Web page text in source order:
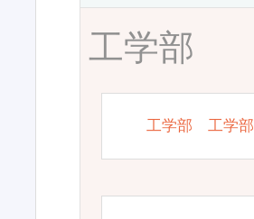
工学部
工学部 工学部